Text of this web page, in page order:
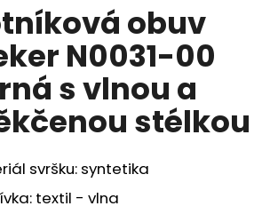
obuv
N0031-00
s vlnou a
stélkou
svršku: syntetika
textil - vlna